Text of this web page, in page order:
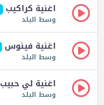
اغنية كراكيب
وسط البلد
اغنية فينوس
وسط البلد
اغنية لي حبيب
وسط البلد